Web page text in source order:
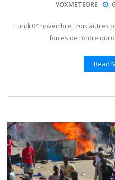
VOXMETEORE
Lundi 04 novembre, trois autres
forces de l’ordre qui
Read